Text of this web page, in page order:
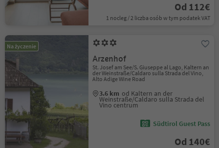
Od 112€
1 nocleg / 2 liczba osób w tym podatek VAT
Na życzenie
Arzenhof
St. Josef am See/S. Giuseppe al Lago, Kaltern an
der Weinstraße/Caldaro sulla Strada del Vino,
Alto Adige Wine Road
3.6 km od Kaltern an der
Weinstraße/Caldaro sulla Strada del
Vino centrum
Südtirol Guest Pass
Od 140€